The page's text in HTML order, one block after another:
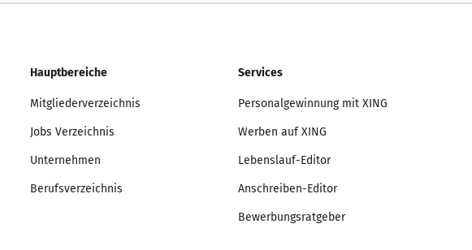
Hauptbereiche
Mitgliederverzeichnis
Jobs Verzeichnis
Unternehmen
Berufsverzeichnis
Services
Personalgewinnung mit XING
Werben auf XING
Lebenslauf-Editor
Anschreiben-Editor
Bewerbungsratgeber